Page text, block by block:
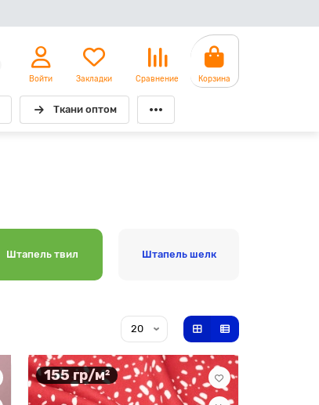
Войти Закладки Сравнение Корзина
Ткани оптом
Штапель твил Штапель шелк
155 гр/м²